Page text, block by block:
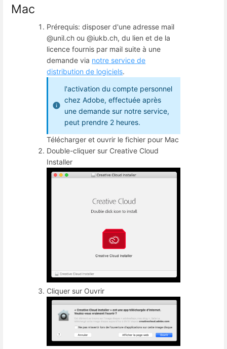
Mac
Prérequis: disposer d'une adresse mail
@unil.ch ou @iukb.ch, du lien et de la
licence fournis par mail suite à une
demande via notre service de
distribution de logiciels.
l'activation du compte personnel
chez Adobe, effectuée après
une demande sur notre service,
peut prendre 2 heures.
Télécharger et ouvrir le fichier pour Mac
Double-cliquer sur Creative Cloud
Installer
Cliquer sur Ouvrir